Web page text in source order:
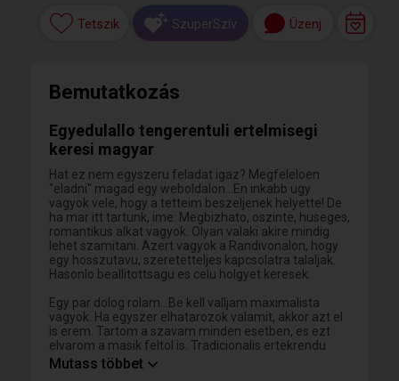
Tetszik SzuperSzív Üzenj
Bemutatkozás
Egyedulallo tengerentuli ertelmisegi
keresi magyar
Hat ez nem egyszeru feladat igaz? Megfeleloen
"eladni" magad egy weboldalon...En inkabb ugy
vagyok vele, hogy a tetteim beszeljenek helyette! De
ha mar itt tartunk, ime: Megbizhato, oszinte, huseges,
romantikus alkat vagyok. Olyan valaki akire mindig
lehet szamitani. Azert vagyok a Randivonalon, hogy
egy hosszutavu, szeretetteljes kapcsolatra talaljak.
Hasonlo beallitottsagu es celu holgyet keresek.
Egy par dolog rolam...Be kell valljam maximalista
vagyok. Ha egyszer elhatarozok valamit, akkor azt el
is erem. Tartom a szavam minden esetben, es ezt
elvarom a masik feltol is. Tradicionalis ertekrendu
vagyok: A randin en fizetek, kinyitom a parom elott az
Mutass többet